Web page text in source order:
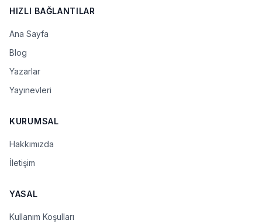
HIZLI BAĞLANTILAR
Ana Sayfa
Blog
Yazarlar
Yayınevleri
KURUMSAL
Hakkımızda
İletişim
YASAL
Kullanım Koşulları